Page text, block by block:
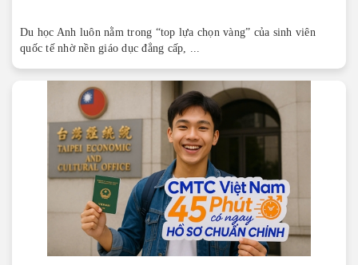
Du học Anh luôn nằm trong “top lựa chọn vàng” của sinh viên
quốc tế nhờ nền giáo dục đẳng cấp, ...